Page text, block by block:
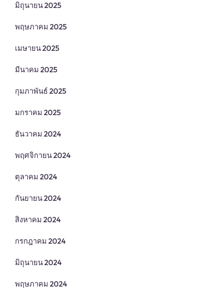
มิถุนายน 2025
พฤษภาคม 2025
เมษายน 2025
มีนาคม 2025
กุมภาพันธ์ 2025
มกราคม 2025
ธันวาคม 2024
พฤศจิกายน 2024
ตุลาคม 2024
กันยายน 2024
สิงหาคม 2024
กรกฎาคม 2024
มิถุนายน 2024
พฤษภาคม 2024